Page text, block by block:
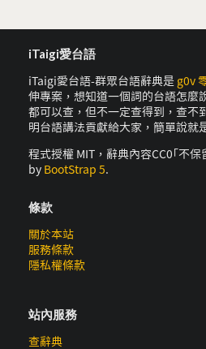
iTaigi愛台語
iTaigi愛台語-群眾台語辭典是 g0v
伸專案，想知道一個詞的台語怎麼
都可以查，但不一定查得到，查不
明台語講法貢獻給大家，簡單說就
程式授權 MIT，辭典內容CC0｢不
by BootStrap 5.
條款
關於本站
服務條款
隱私權條款
站內服務
查辭典